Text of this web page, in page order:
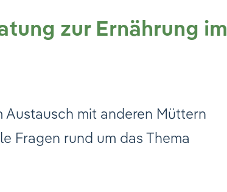
zur Ernährung im
Austausch mit anderen Müttern
Fragen rund um das Thema